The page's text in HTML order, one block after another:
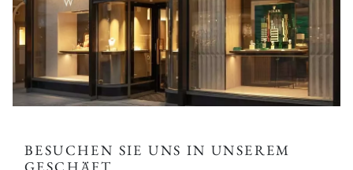
BESUCHEN SIE UNS IN UNSEREM